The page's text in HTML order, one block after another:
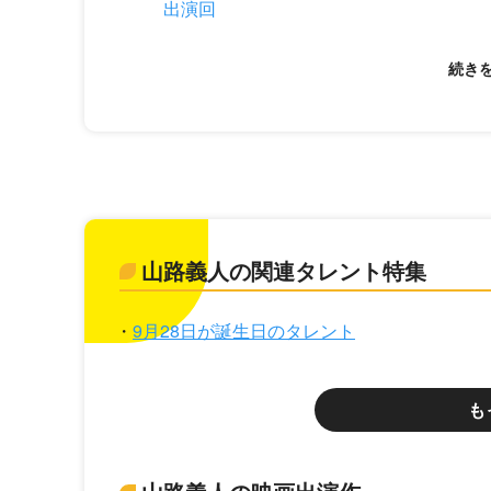
出演回
山路義人の関連タレント特集
9月28日が誕生日のタレント